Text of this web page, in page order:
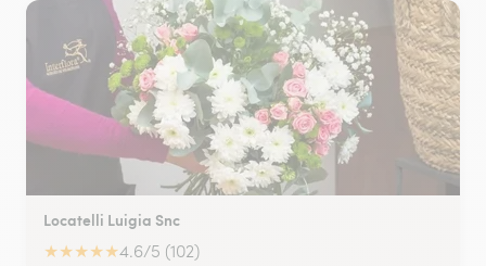
Locatelli Luigia Snc
★★★★★4.6/5 (102)